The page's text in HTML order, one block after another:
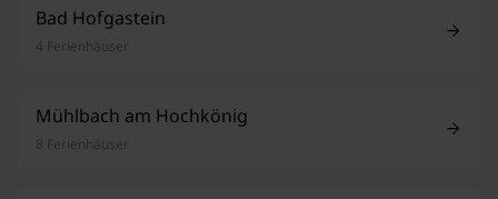
Bad Hofgastein
4 Ferienhäuser
Mühlbach am Hochkönig
8 Ferienhäuser